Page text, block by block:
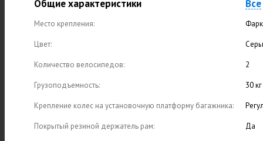
Общие характеристики Все
Место крепления:
Цвет:
Количество велосипедов: 2
Грузоподъемность: 30 кг
Крепление колес на установочную платформу багажника:
Покрытый резиной держатель рам: Да